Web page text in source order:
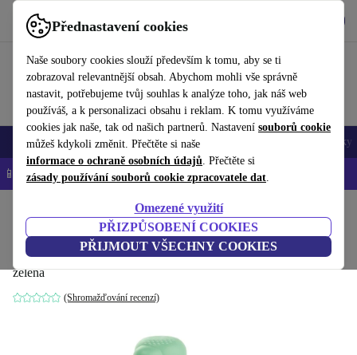
Přednastavení cookies
Naše soubory cookies slouží především k tomu, aby se ti
zobrazoval relevantnější obsah. Abychom mohli vše správně
nastavit, potřebujeme tvůj souhlas k analýze toho, jak náš web
používáš, a k personalizaci obsahu i reklam. K tomu využíváme
cookies jak naše, tak od našich partnerů. Nastavení souborů cookie
můžeš kdykoli změnit. Přečtěte si naše
informace o ochraně osobních údajů. Přečtěte si
zásady používání souborů cookie zpracovatele dat.
Omezené využití
PŘIZPŮSOBENÍ COOKIES
PŘIJMOUT VŠECHNY COOKIES
Používejte refurbed rychle a snadno
Mobily a smartphony Notebooky Tablety Doplňky
📱 -5 % NAVÍC na všechny iPhony – kód: IPHONEDEAL-
výživa
Chicco Thermobehälter Nerezová Ocel
zelená
(Shromažďování recenzí)